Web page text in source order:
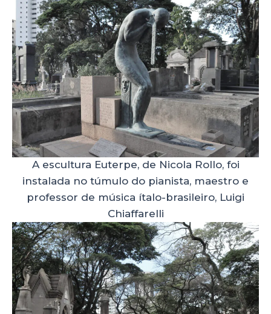
A escultura Euterpe, de Nicola Rollo, foi
instalada no túmulo do pianista, maestro e
professor de música ítalo-brasileiro, Luigi
Chiaffarelli